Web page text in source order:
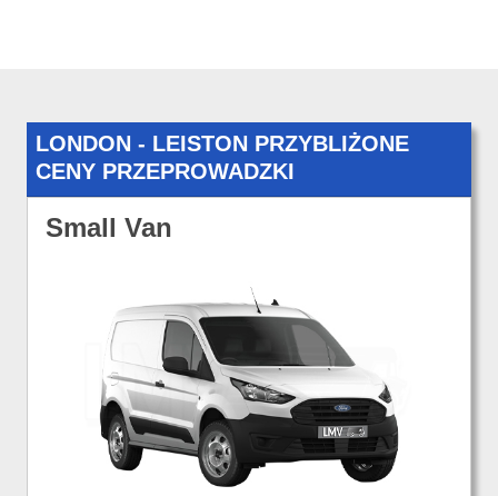
LONDON - LEISTON PRZYBLIŻONE
CENY PRZEPROWADZKI
Small Van